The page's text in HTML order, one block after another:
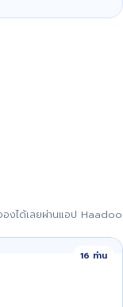
งได้เลยผ่านแอป Haadoo
16 ท่าน